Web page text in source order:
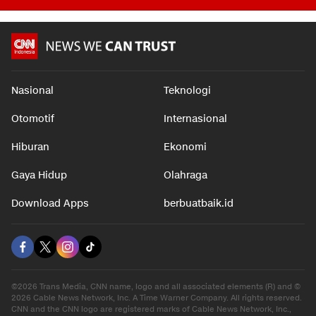
Nasional Teknologi
Otomotif Internasional
Hiburan Ekonomi
Gaya Hidup Olahraga
Download Apps berbuatbaik.id
©2026 Trans Media, CNN name, logo and all associated elements (R) and ©
2026 Cable News Network, Inc. A Time Warner Company. All rights reserved.
CNN and the CNN logo are registered marks of Cable News Network, Inc.,